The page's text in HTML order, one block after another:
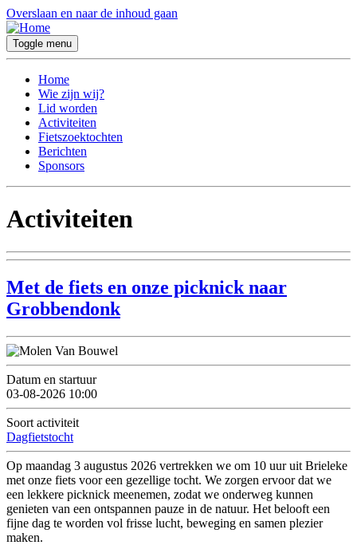
Overslaan en naar de inhoud gaan
Toggle menu
Home
Wie zijn wij?
Lid worden
Activiteiten
Fietszoektochten
Berichten
Sponsors
Activiteiten
Met de fiets en onze picknick naar
Grobbendonk
Datum en startuur
03-08-2026 10:00
Soort activiteit
Dagfietstocht
Op maandag 3 augustus 2026 vertrekken we om 10 uur uit Brieleke
met onze fiets voor een gezellige tocht. We zorgen ervoor dat we
een lekkere picknick meenemen, zodat we onderweg kunnen
genieten van een ontspannen pauze in de natuur. Het belooft een
fijne dag te worden vol frisse lucht, beweging en samen plezier
maken.